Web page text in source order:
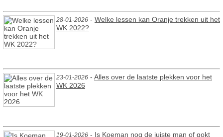
28-01-2026 - Welke lessen kan Oranje trekken uit het
WK 2022?
23-01-2026 - Alles over de laatste plekken voor het
WK 2026
19-01-2026 - Is Koeman nog de juiste man of gokt